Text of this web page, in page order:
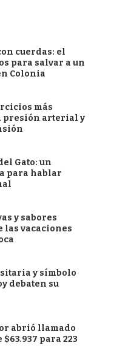
cuerdas: el
para salvar a un
Colonia
más
presión arterial y
Gato: un
para hablar
y sabores
las vacaciones
y símbolo
debaten su
abrió llamado
para 223